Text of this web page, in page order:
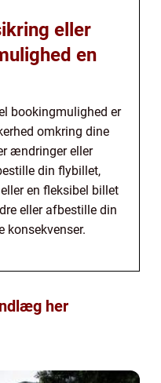
eller
en
bookingmulighed er
omkring dine
ændringer eller
din flybillet,
en fleksibel billet
eller afbestille din
konsekvenser.
her